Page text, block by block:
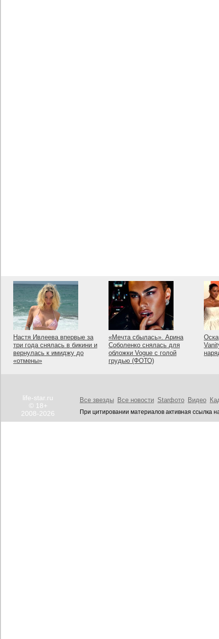
Настя Ивлеева впервые за
три года снялась в бикини и
вернулась к имиджу до
«отмены»
«Мечта сбылась». Арина
Соболенко снялась для
обложки Vogue с голой
грудью (ФОТО)
life-star.ru
© 18+
2008-2026
Все звезды Все новости Starфото Видео
При цитировании материалов активная ссылка